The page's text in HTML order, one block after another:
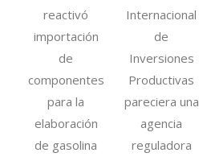
reactivó
importación
de
componentes
para la
elaboración
de gasolina
Internacional
de
Inversiones
Productivas
pareciera una
agencia
reguladora